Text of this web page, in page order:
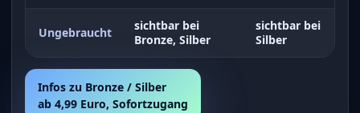
Ungebraucht
sichtbar bei
Bronze, Silber
sichtbar bei
Silber
Infos zu Bronze / Silber
ab 4,99 Euro, Sofortzugang